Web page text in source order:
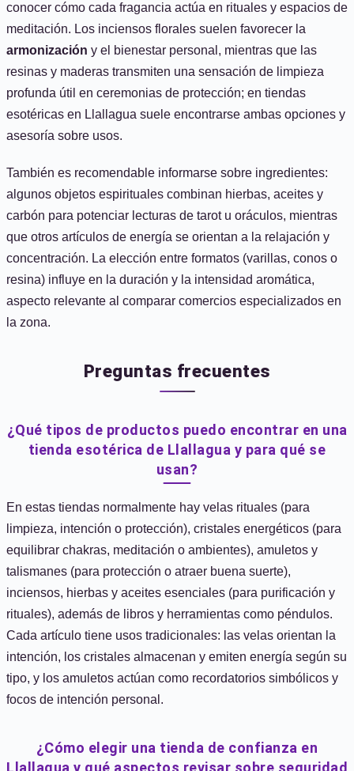
conocer cómo cada fragancia actúa en rituales y espacios de
meditación. Los inciensos florales suelen favorecer la
armonización y el bienestar personal, mientras que las
resinas y maderas transmiten una sensación de limpieza
profunda útil en ceremonias de protección; en tiendas
esotéricas en Llallagua suele encontrarse ambas opciones y
asesoría sobre usos.
También es recomendable informarse sobre ingredientes:
algunos objetos espirituales combinan hierbas, aceites y
carbón para potenciar lecturas de tarot u oráculos, mientras
que otros artículos de energía se orientan a la relajación y
concentración. La elección entre formatos (varillas, conos o
resina) influye en la duración y la intensidad aromática,
aspecto relevante al comparar comercios especializados en
la zona.
Preguntas frecuentes
¿Qué tipos de productos puedo encontrar en una
tienda esotérica de Llallagua y para qué se
usan?
En estas tiendas normalmente hay velas rituales (para
limpieza, intención o protección), cristales energéticos (para
equilibrar chakras, meditación o ambientes), amuletos y
talismanes (para protección o atraer buena suerte),
inciensos, hierbas y aceites esenciales (para purificación y
rituales), además de libros y herramientas como péndulos.
Cada artículo tiene usos tradicionales: las velas orientan la
intención, los cristales almacenan y emiten energía según su
tipo, y los amuletos actúan como recordatorios simbólicos y
focos de intención personal.
¿Cómo elegir una tienda de confianza en
Llallagua y qué aspectos revisar sobre seguridad